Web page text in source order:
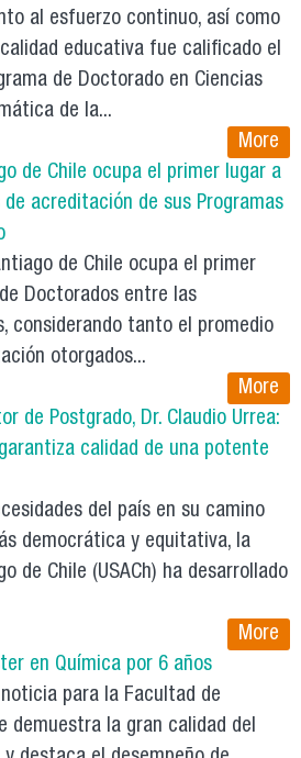
al esfuerzo continuo, así como
educativa fue calificado el
de Doctorado en Ciencias
de la...
More
de Chile ocupa el primer lugar a
acreditación de sus Programas
de Chile ocupa el primer
Doctorados entre las
considerando tanto el promedio
otorgados...
More
de Postgrado, Dr. Claudio Urrea:
calidad de una potente
del país en su camino
democrática y equitativa, la
de Chile (USACh) ha desarrollado
More
en Química por 6 años
para la Facultad de
demuestra la gran calidad del